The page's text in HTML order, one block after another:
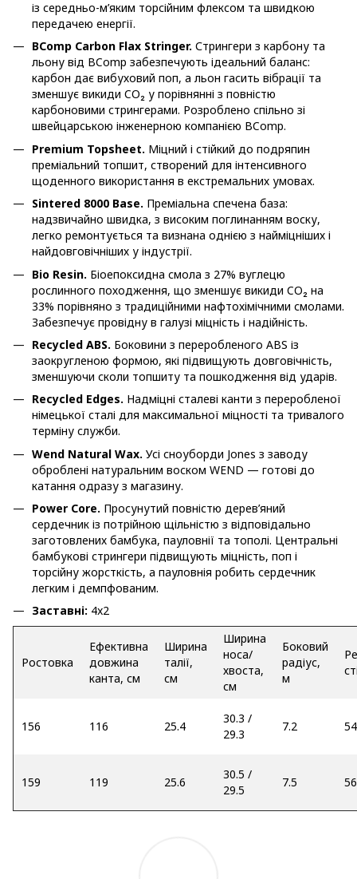
із середньо-м’яким торсійним флексом та швидкою
передачею енергії.
BComp Carbon Flax Stringer. Стрингери з карбону та
льону від BComp забезпечують ідеальний баланс:
карбон дає вибуховий поп, а льон гасить вібрації та
зменшує викиди CO₂ у порівнянні з повністю
карбоновими стрингерами. Розроблено спільно зі
швейцарською інженерною компанією BComp.
Premium Topsheet. Міцний і стійкий до подряпин
преміальний топшит, створений для інтенсивного
щоденного використання в екстремальних умовах.
Sintered 8000 Base. Преміальна спечена база:
надзвичайно швидка, з високим поглинанням воску,
легко ремонтується та визнана однією з найміцніших і
найдовговічніших у індустрії.
Bio Resin. Біоепоксидна смола з 27% вуглецю
рослинного походження, що зменшує викиди CO₂ на
33% порівняно з традиційними нафтохімічними смолами.
Забезпечує провідну в галузі міцність і надійність.
Recycled ABS. Боковини з переробленого ABS із
заокругленою формою, які підвищують довговічність,
зменшуючи сколи топшиту та пошкодження від ударів.
Recycled Edges. Надміцні сталеві канти з переробленої
німецької сталі для максимальної міцності та тривалого
терміну служби.
Wend Natural Wax. Усі сноуборди Jones з заводу
оброблені натуральним воском WEND — готові до
катання одразу з магазину.
Power Core. Просунутий повністю дерев’яний
сердечник із потрійною щільністю з відповідально
заготовлених бамбука, пауловнії та тополі. Центральні
бамбукові стрингери підвищують міцність, поп і
торсійну жорсткість, а пауловнія робить сердечник
легким і демпфованим.
Заставні: 4x2
Ростовка
Ефективна
довжина
канта, см
Ширина
талії,
см
Ширина
носа/
хвоста,
см
Боковий
радіус,
м
156 116 25.4
30.3 /
29.3
7.2 54
159 119 25.6
30.5 /
29.5
7.5 56